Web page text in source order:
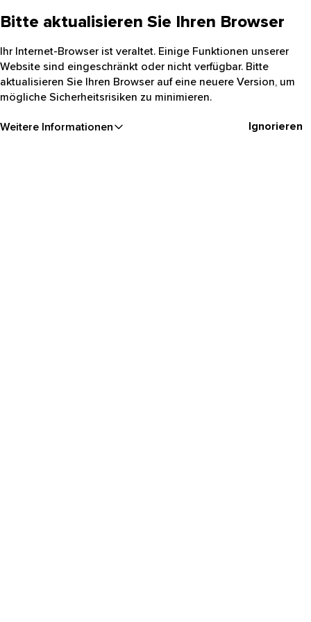
Bitte aktualisieren Sie Ihren Browser
Ihr Internet-Browser ist veraltet. Einige Funktionen unserer
Website sind eingeschränkt oder nicht verfügbar. Bitte
aktualisieren Sie Ihren Browser auf eine neuere Version, um
mögliche Sicherheitsrisiken zu minimieren.
Weitere Informationen Ignorieren